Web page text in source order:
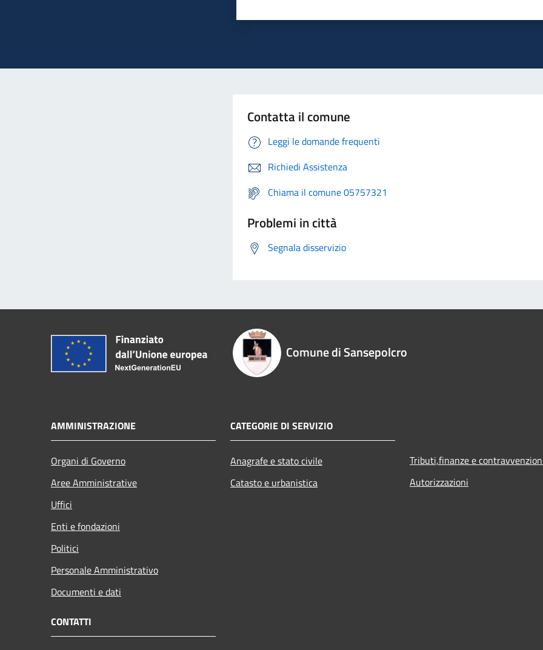
Contatta il comune
Leggi le domande frequenti
Richiedi Assistenza
Chiama il comune 05757321
Problemi in città
Segnala disservizio
Comune di Sansepolcro
AMMINISTRAZIONE
Organi di Governo
Aree Amministrative
Uffici
Enti e fondazioni
Politici
Personale Amministrativo
Documenti e dati
CATEGORIE DI SERVIZIO
Anagrafe e stato civile
Catasto e urbanistica
Tributi,finanze e
Autorizzazioni
CONTATTI